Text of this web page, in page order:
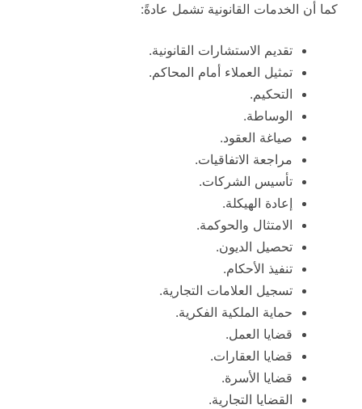
كما أن الخدمات القانونية تشمل عادةً:
تقديم الاستشارات القانونية.
تمثيل العملاء أمام المحاكم.
التحكيم.
الوساطة.
صياغة العقود.
مراجعة الاتفاقيات.
تأسيس الشركات.
إعادة الهيكلة.
الامتثال والحوكمة.
تحصيل الديون.
تنفيذ الأحكام.
تسجيل العلامات التجارية.
حماية الملكية الفكرية.
قضايا العمل.
قضايا العقارات.
قضايا الأسرة.
القضايا التجارية.